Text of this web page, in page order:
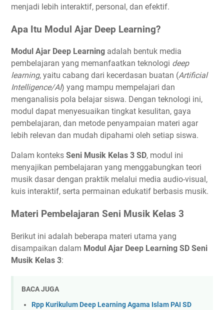
menjadi lebih interaktif, personal, dan efektif.
Apa Itu Modul Ajar Deep Learning?
Modul Ajar Deep Learning adalah bentuk media
pembelajaran yang memanfaatkan teknologi deep
learning, yaitu cabang dari kecerdasan buatan (Artificial
Intelligence/AI) yang mampu mempelajari dan
menganalisis pola belajar siswa. Dengan teknologi ini,
modul dapat menyesuaikan tingkat kesulitan, gaya
pembelajaran, dan metode penyampaian materi agar
lebih relevan dan mudah dipahami oleh setiap siswa.
Dalam konteks Seni Musik Kelas 3 SD, modul ini
menyajikan pembelajaran yang menggabungkan teori
musik dasar dengan praktik melalui media audio-visual,
kuis interaktif, serta permainan edukatif berbasis musik.
Materi Pembelajaran Seni Musik Kelas 3
Berikut ini adalah beberapa materi utama yang
disampaikan dalam Modul Ajar Deep Learning SD Seni
Musik Kelas 3:
BACA JUGA
Rpp Kurikulum Deep Learning Agama Islam PAI SD